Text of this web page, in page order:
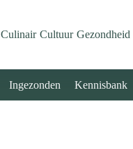
Culinair Cultuur Gezondheid
Ingezonden Kennisbank